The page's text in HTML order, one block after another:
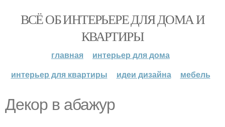
ВСЁ ОБ ИНТЕРЬЕРЕ ДЛЯ ДОМА И
КВАРТИРЫ
главная
интерьер для дома
интерьер для квартиры
идеи дизайна мебель
Декор в абажур